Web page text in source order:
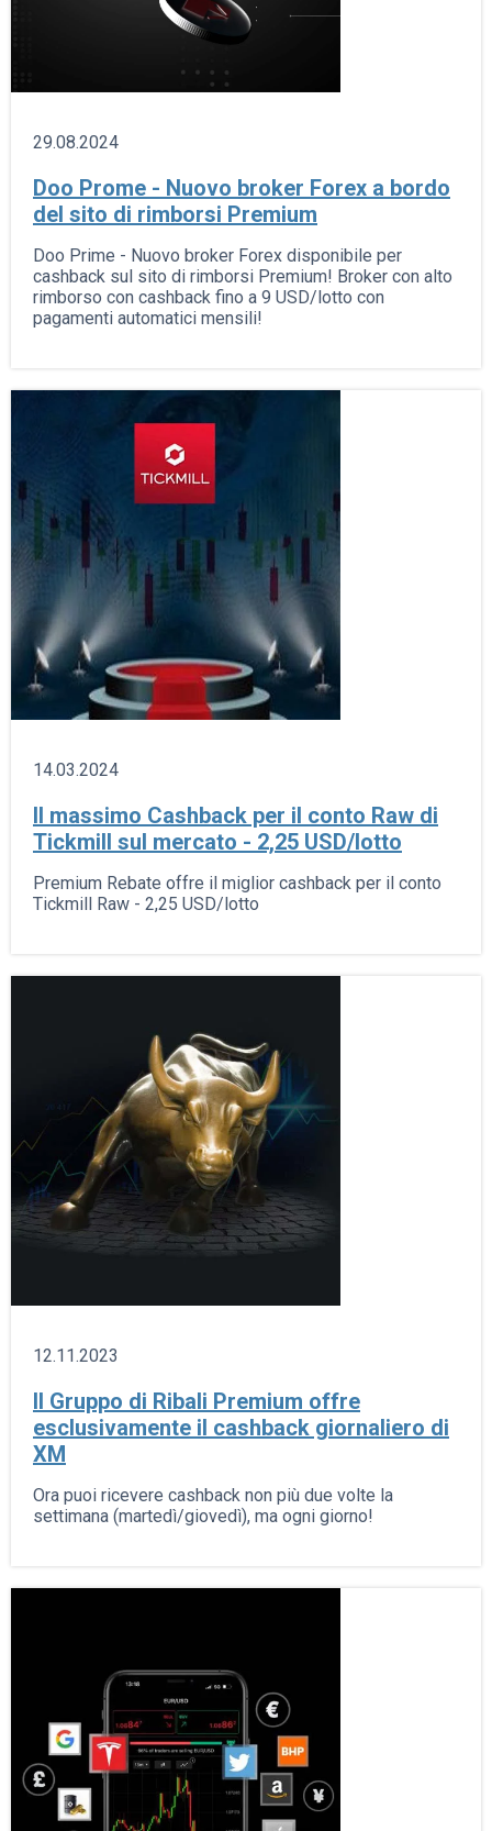
29.08.2024
Doo Prome - Nuovo broker Forex a bordo
del sito di rimborsi Premium
Doo Prime - Nuovo broker Forex disponibile per
cashback sul sito di rimborsi Premium! Broker con alto
rimborso con cashback fino a 9 USD/lotto con
pagamenti automatici mensili!
14.03.2024
Il massimo Cashback per il conto Raw di
Tickmill sul mercato - 2,25 USD/lotto
Premium Rebate offre il miglior cashback per il conto
Tickmill Raw - 2,25 USD/lotto
12.11.2023
Il Gruppo di Ribali Premium offre
esclusivamente il cashback giornaliero di
XM
Ora puoi ricevere cashback non più due volte la
settimana (martedì/giovedì), ma ogni giorno!